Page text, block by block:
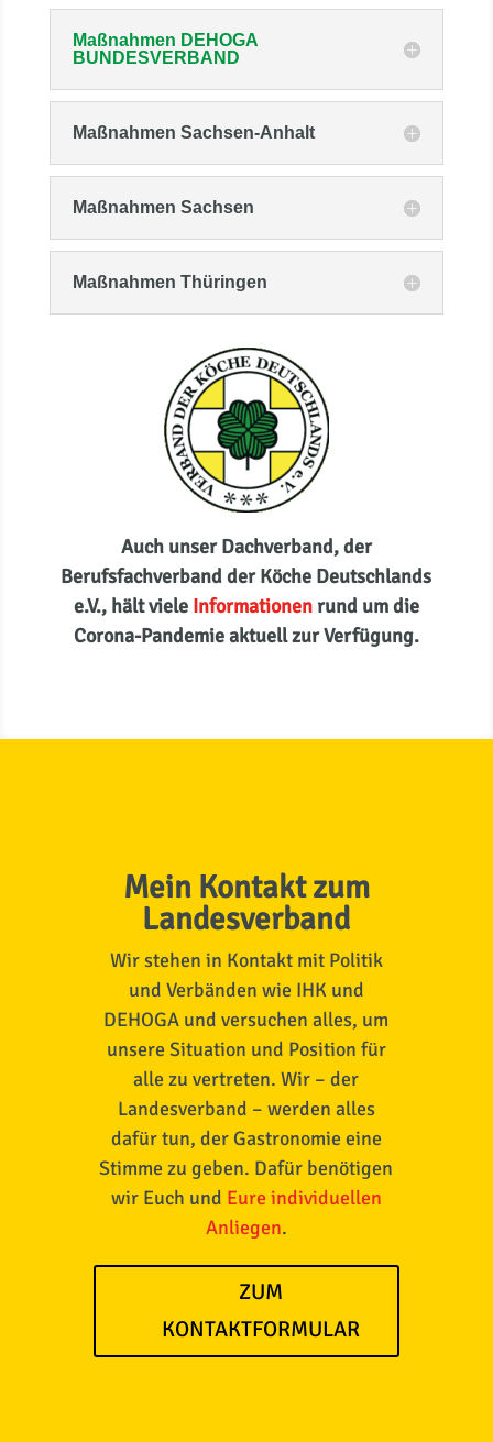
Maßnahmen DEHOGA
BUNDESVERBAND
Maßnahmen Sachsen-Anhalt
Maßnahmen Sachsen
Maßnahmen Thüringen
Auch unser Dachverband, der
Berufsfachverband der Köche Deutschlands
e.V., hält viele Informationenrund um die
Corona-Pandemie aktuell zur Verfügung.
Mein Kontakt zum
Landesverband
Wir stehen in Kontakt mit Politik
und Verbänden wie IHK und
DEHOGA und versuchen alles, um
unsere Situation und Position für
alle zu vertreten. Wir – der
Landesverband – werden alles
dafür tun, der Gastronomie eine
Stimme zu geben. Dafür benötigen
wir Euch und Eure individuellen
Anliegen.
ZUM
KONTAKTFORMULAR